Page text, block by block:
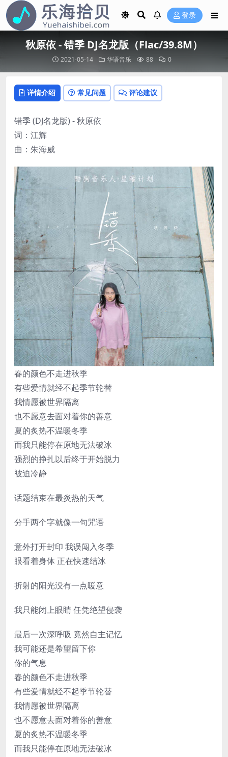
登录
秋原依 - 错季 DJ名龙版（Flac/39.8M）
2021-05-14 华语音乐 88 0
详情介绍 常见问题 评论建议
错季 (DJ名龙版) - 秋原依
词：江辉
曲：朱海威
春的颜色不走进秋季
有些爱情就经不起季节轮替
我情愿被世界隔离
也不愿意去面对着你的善意
夏的炙热不温暖冬季
而我只能停在原地无法破冰
强烈的挣扎以后终于开始脱力
被迫冷静
话题结束在最炎热的天气
分手两个字就像一句咒语
意外打开封印 我误闯入冬季
眼看着身体 正在快速结冰
折射的阳光没有一点暖意
我只能闭上眼睛 任凭绝望侵袭
最后一次深呼吸 竟然自主记忆
我可能还是希望留下你
你的气息
春的颜色不走进秋季
有些爱情就经不起季节轮替
我情愿被世界隔离
也不愿意去面对着你的善意
夏的炙热不温暖冬季
而我只能停在原地无法破冰